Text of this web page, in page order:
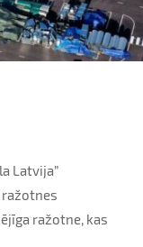
Latvija”
ražotnes
ražotne, kas